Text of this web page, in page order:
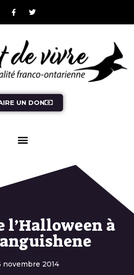
UN DON
l’Halloween à
novembre 2014